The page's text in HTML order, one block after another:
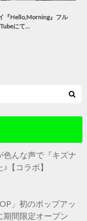
『Hello,Morning』フル
にて…
色んな声で『キズナ
【コラボ】
」初のポップアッ
期間限定オープン